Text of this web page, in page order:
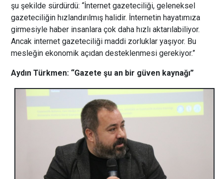
şu şekilde sürdürdü: “İnternet gazeteciliği, geleneksel
gazeteciliğin hızlandırılmış halidir. İnternetin hayatımıza
girmesiyle haber insanlara çok daha hızlı aktarılabiliyor.
Ancak internet gazeteciliği maddi zorluklar yaşıyor. Bu
mesleğin ekonomik açıdan desteklenmesi gerekiyor.”
Aydın Türkmen: “Gazete şu an bir güven kaynağı”